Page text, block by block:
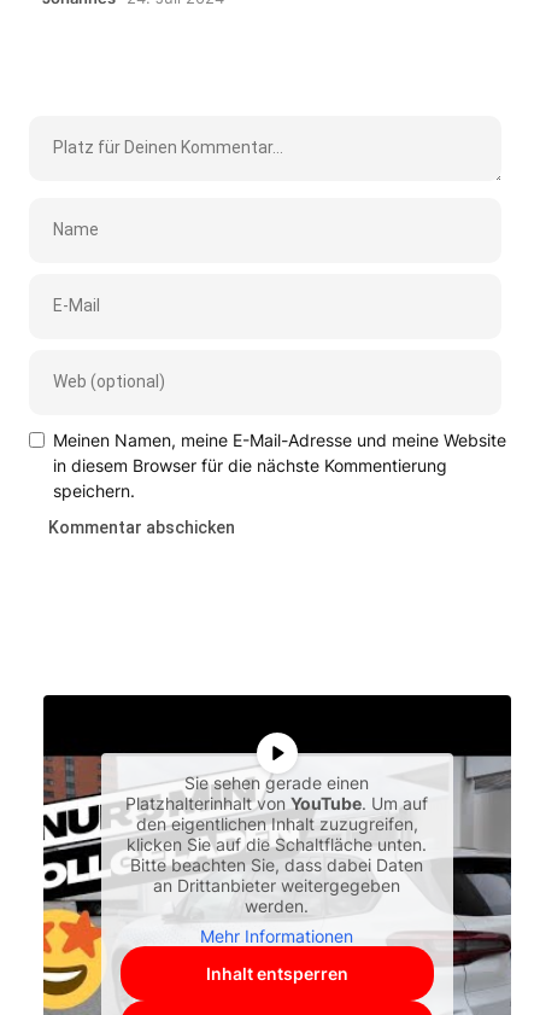
Meinen Namen, meine E-Mail-Adresse und meine Website
in diesem Browser für die nächste Kommentierung
speichern.
Sie sehen gerade einen
Platzhalterinhalt vonYouTube. Um auf
den eigentlichen Inhalt zuzugreifen,
klicken Sie auf die Schaltfläche unten.
Bitte beachten Sie, dass dabei Daten
an Drittanbieter weitergegeben
werden.
Mehr Informationen
Inhalt entsperren